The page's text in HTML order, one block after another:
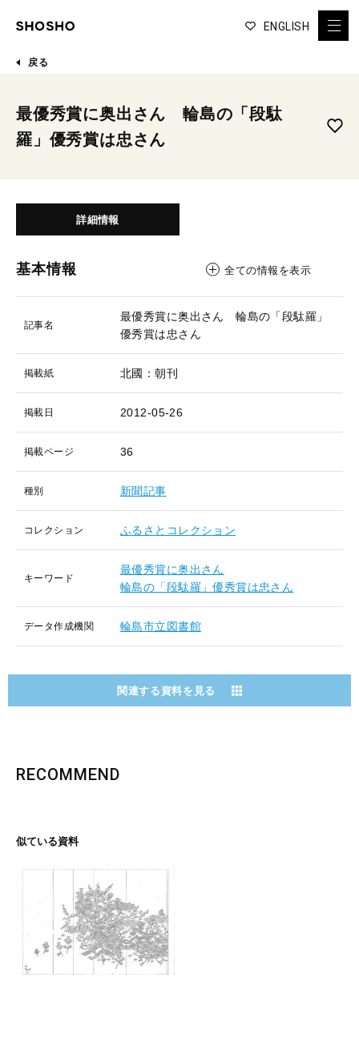
ENGLISH
戻る
最優秀賞に奥出さん 輪島の「段駄
羅」優秀賞は忠さん
詳細情報
基本情報 全ての情報を表示
記事名
最優秀賞に奥出さん 輪島の「段駄羅」
優秀賞は忠さん
掲載紙 北國：朝刊
掲載日 2012-05-26
掲載ページ 36
種別 新聞記事
コレクション ふるさとコレクション
キーワード
最優秀賞に奥出さん
輪島の「段駄羅」優秀賞は忠さん
データ作成機関 輪島市立図書館
関連する資料を見る
RECOMMEND
似ている資料